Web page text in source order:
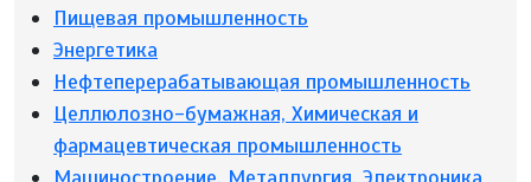
Пищевая промышленность
Энергетика
Нефтеперерабатывающая промышленность
Целлюлозно-бумажная, Химическая и
фармацевтическая промышленность